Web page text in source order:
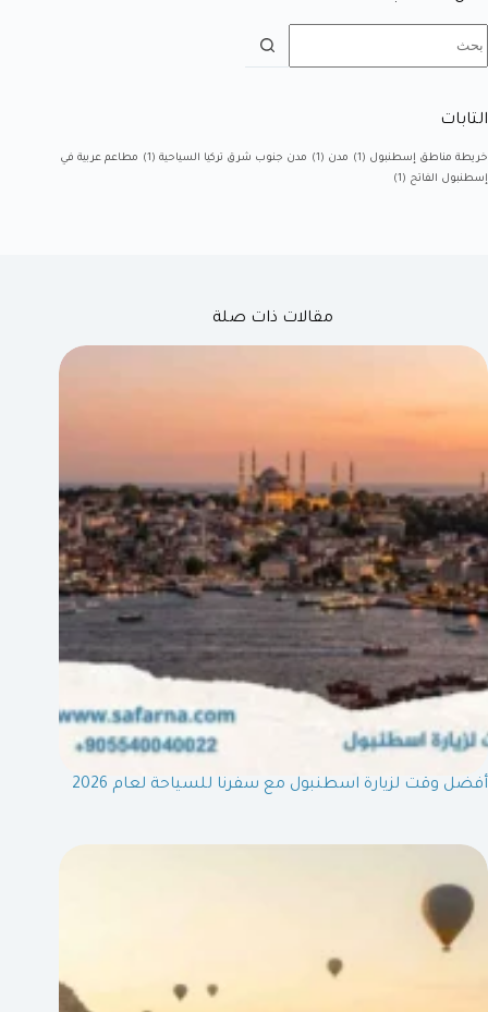
التابات
خريطة مناطق إسطنبول (1) مدن (1) مدن جنوب شرق تركيا السياحية (1)
مطاعم عربية في
إسطنبول الفاتح (1)
مقالات ذات صلة
أفضل وقت لزيارة اسطنبول مع سفرنا للسياحة لعام 2026